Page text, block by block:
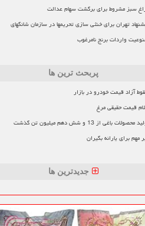
سبز مشروط برای برگشت سهام عدالت
تهران برای خنثی سازی تحریمها در سازمان شانگهای
واردات برنج نامرغوب
پربحث ترین ها
آزاد قیمت خودرو در بازار
قیمت حقیقی مرغ
محصولات باغی از 13 و شش دهم میلیون تن گذشت
مهم برای یارانه بگیران
جدیدترین ها